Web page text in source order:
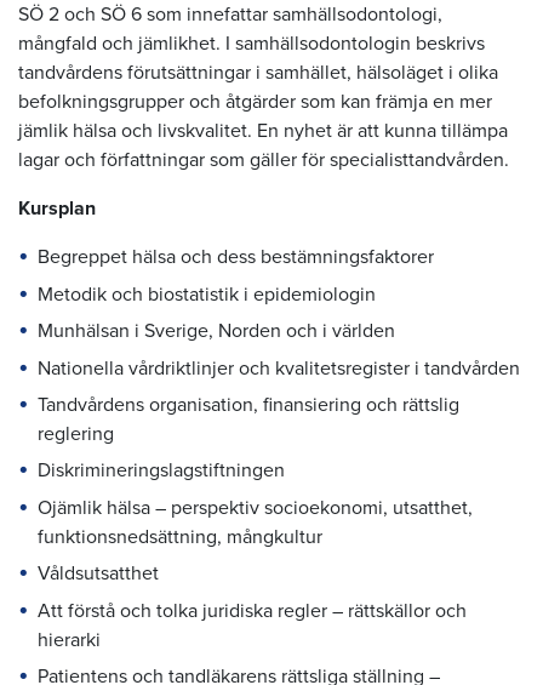
SÖ 2 och SÖ 6 som innefattar samhällsodontologi,
mångfald och jämlikhet. I samhällsodontologin beskrivs
tandvårdens förutsättningar i samhället, hälsoläget i olika
befolkningsgrupper och åtgärder som kan främja en mer
jämlik hälsa och livskvalitet. En nyhet är att kunna tillämpa
lagar och författningar som gäller för specialisttandvården.
Kursplan
Begreppet hälsa och dess bestämningsfaktorer
Metodik och biostatistik i epidemiologin
Munhälsan i Sverige, Norden och i världen
Nationella vårdriktlinjer och kvalitetsregister i tandvården
Tandvårdens organisation, finansiering och rättslig
reglering
Diskrimineringslagstiftningen
Ojämlik hälsa – perspektiv socioekonomi, utsatthet,
funktionsnedsättning, mångkultur
Våldsutsatthet
Att förstå och tolka juridiska regler – rättskällor och
hierarki
Patientens och tandläkarens rättsliga ställning –